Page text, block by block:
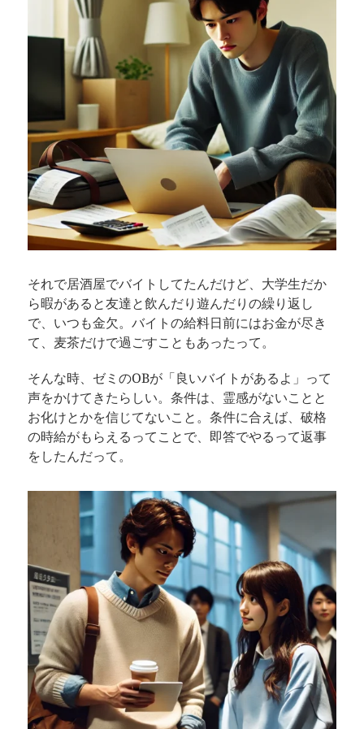
それで居酒屋でバイトしてたんだけど、大学生だか
ら暇があると友達と飲んだり遊んだりの繰り返し
で、いつも金欠。バイトの給料日前にはお金が尽き
て、麦茶だけで過ごすこともあったって。
そんな時、ゼミのOBが「良いバイトがあるよ」って
声をかけてきたらしい。条件は、霊感がないことと
お化けとかを信じてないこと。条件に合えば、破格
の時給がもらえるってことで、即答でやるって返事
をしたんだって。